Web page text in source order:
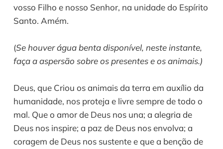
vosso Filho e nosso Senhor, na unidade do Espírito
Santo. Amém.
(Se houver água benta disponível, neste instante,
faça a aspersão sobre os presentes e os animais.)
Deus, que Criou os animais da terra em auxílio da
humanidade, nos proteja e livre sempre de todo o
mal. Que o amor de Deus nos una; a alegria de
Deus nos inspire; a paz de Deus nos envolva; a
coragem de Deus nos sustente e que a benção de